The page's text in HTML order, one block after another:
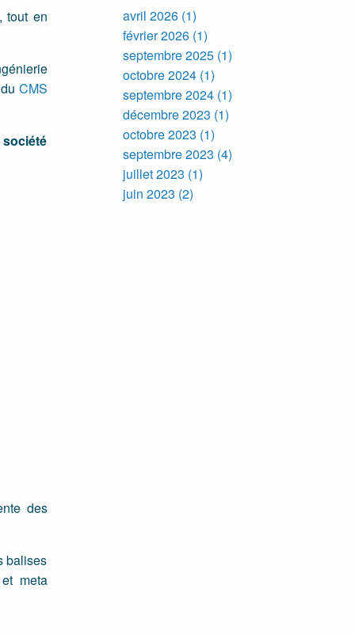
tout en
CMS
des
balises
meta
avril 2026 (1)
février 2026 (1)
septembre 2025 (1)
octobre 2024 (1)
septembre 2024 (1)
décembre 2023 (1)
octobre 2023 (1)
septembre 2023 (4)
juillet 2023 (1)
juin 2023 (2)